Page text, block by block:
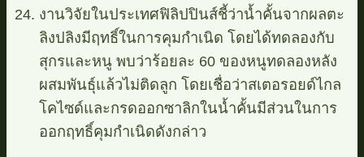
งานวิจัยในประเทศฟิลิปปินส์ชี้ว่าน้ำคั้นจากผลตะ
ลิงปลิงมีฤทธิ์ในการคุมกำเนิด โดยได้ทดลองกับ
สุกรและหนู พบว่าร้อยละ 60 ของหนูทดลองหลัง
ผสมพันธุ์แล้วไม่ติดลูก โดยเชื่อว่าสเตอรอยด์ไกล
โคไซด์และกรดออกซาลิกในน้ำคั้นมีส่วนในการ
ออกฤทธิ์คุมกำเนิดดังกล่าว